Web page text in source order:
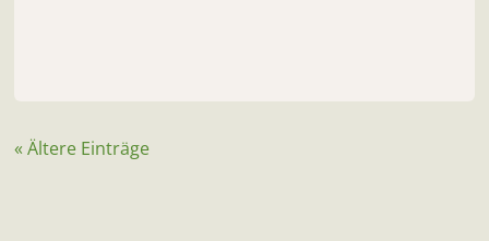
« Ältere Einträge